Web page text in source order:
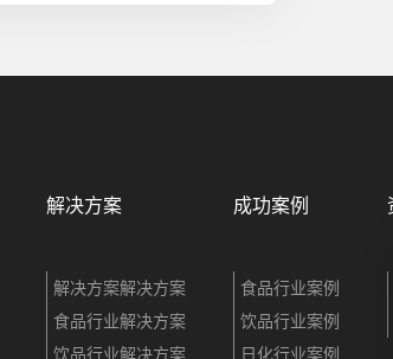
解决方案
解决方案解决方案
食品行业解决方案
饮品行业解决方案
成功案例
食品行业案例
饮品行业案例
日化行业案例